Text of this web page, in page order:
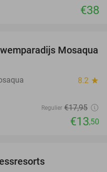
€38
25%
Mosaqua
8.2 star
Regulier €17,95
€13,50